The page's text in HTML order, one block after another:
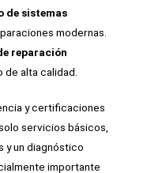
de sistemas
modernas.
reparación
de alta calidad.
y certificaciones
servicios básicos,
y un diagnóstico
importante